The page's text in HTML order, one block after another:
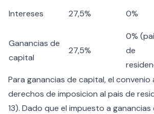
Intereses 27,5% 0%
Ganancias de
capital
27,5%
0%
de
Para ganancias de capital, el convenio
derechos de imposicion al pais de
13). Dado que el impuesto a ganancias